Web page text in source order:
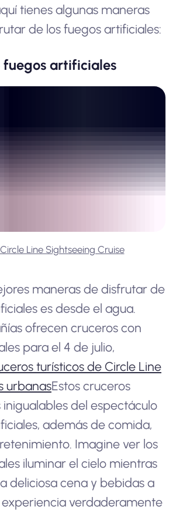
tienes algunas maneras
de los fuegos artificiales:
fuegos artificiales
Line Sightseeing Cruise
maneras de disfrutar de
es desde el agua.
ofrecen cruceros con
para el 4 de julio,
turísticos de Circle Line
urbanasEstos cruceros
del espectáculo
además de comida,
Imagine ver los
iluminar el cielo mientras
deliciosa cena y bebidas a
experiencia verdaderamente